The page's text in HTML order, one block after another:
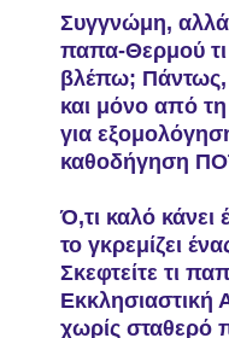
Συγγνώμη,
παπα-Θερμού
βλέπω;
και μόνο από
για
καθοδήγηση
Ό,τι καλό κάνει
το γκρεμίζει
Σκεφτείτε τι
Εκκλησιαστική
χωρίς σταθερό